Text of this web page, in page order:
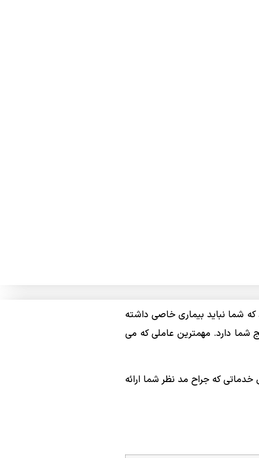
شما نباید بیماری خاصی داشته
شما دارد. مهمترین عاملی که می
که جراح مد نظر شما ارائه